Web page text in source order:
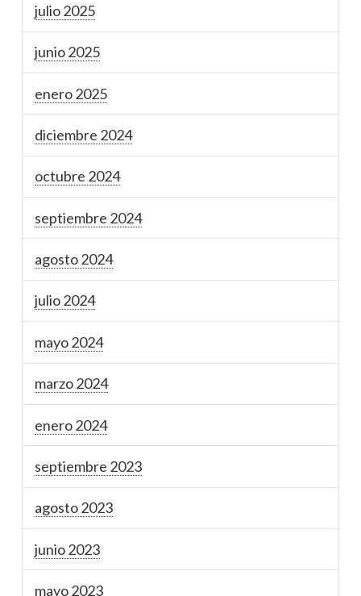
julio 2025
junio 2025
enero 2025
diciembre 2024
octubre 2024
septiembre 2024
agosto 2024
julio 2024
mayo 2024
marzo 2024
enero 2024
septiembre 2023
agosto 2023
junio 2023
mayo 2023